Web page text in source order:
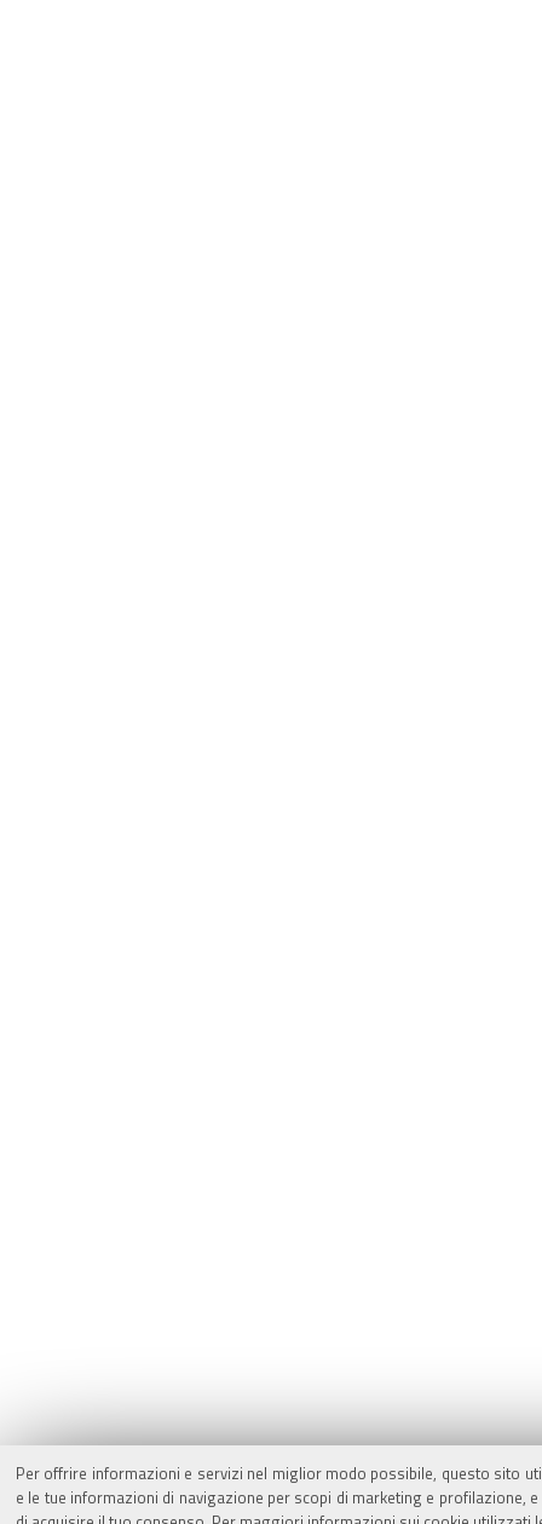
Per offrire informazioni e servizi nel miglior modo possibile, questo sito
e le tue informazioni di navigazione per scopi di marketing e